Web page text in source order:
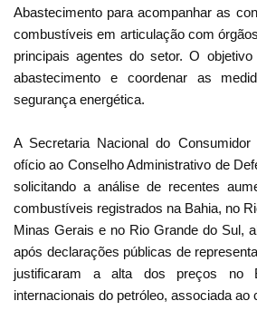
Abastecimento para acompanhar as
combustíveis em articulação com
principais agentes do setor. O
abastecimento e coordenar as
segurança energética.
A Secretaria Nacional do
ofício ao Conselho Administrativo de
solicitando a análise de recentes
combustíveis registrados na Bahia, no
Minas Gerais e no Rio Grande do Sul,
após declarações públicas de
justificaram a alta dos preços no
internacionais do petróleo, associada ao